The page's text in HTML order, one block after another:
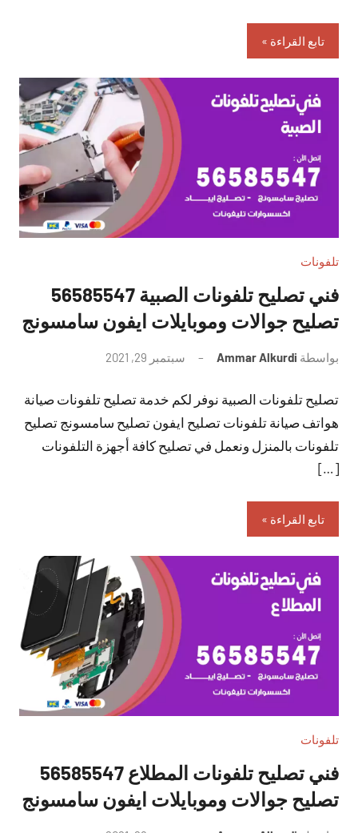
تابع القراءة
تلفونات
فني تصليح تلفونات الصبية 56585547
تصليح جوالات وموبايلات ايفون سامسونج
بواسطة Ammar Alkurdi سبتمبر 29, 2021
تعليقات
تصليح تلفونات الصبية نوفر لكم خدمة تصليح تلفونات صيانة
هواتف صيانة تلفونات تصليح ايفون تصليح سامسونج تصليح
تلفونات بالمنزل ونعمل في تصليح كافة أجهزة التلفونات
[…]
تابع القراءة
تلفونات
فني تصليح تلفونات المطلاع 56585547
تصليح جوالات وموبايلات ايفون سامسونج